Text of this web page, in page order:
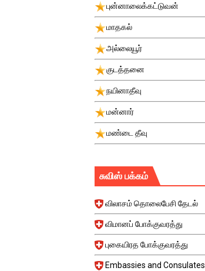
புன்னாலைக்கட்டுவன்
மாதகல்
அல்லையூர்
குடத்தனை
நயினாதீவு
மன்னார்
மண்டை தீவு
சுவிஸ் பக்கம்
விலாசம் தொலைபேசி தேடல்
விமானப் போக்குவரத்து
புகையிரத போக்குவரத்து
Embassies and Consulates